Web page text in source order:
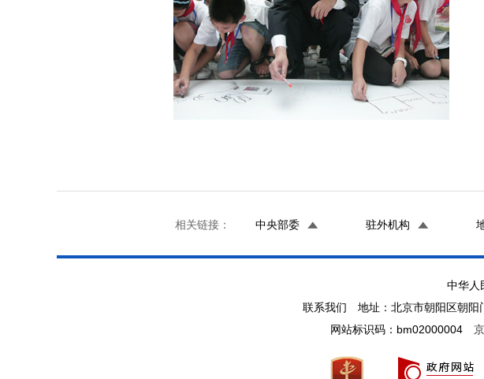
相关链接： 中央部委 驻外机构
中华
联系我们 地址：北京市朝阳区朝
网站标识码：bm02000004